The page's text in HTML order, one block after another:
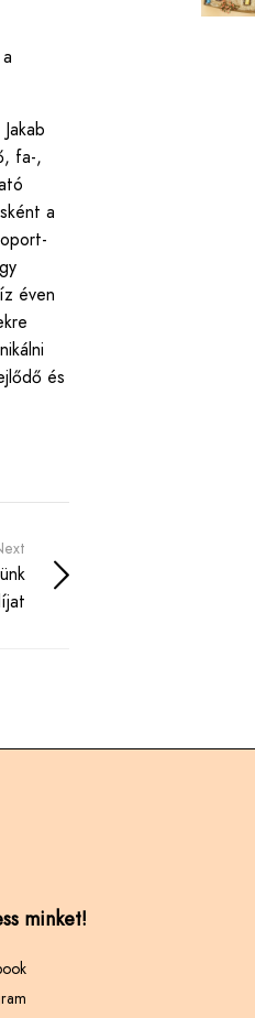
fa-,
a
éven
és
minket!